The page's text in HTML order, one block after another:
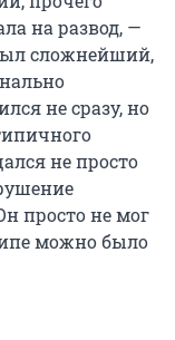
на развод, —
сложнейший,
не сразу, но
не просто
просто не мог
можно было